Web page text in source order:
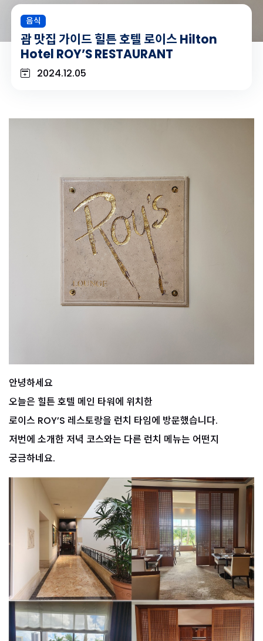
음식
괌 맛집 가이드 힐튼 호텔 로이스 Hilton
Hotel ROY’S RESTAURANT
2024.12.05
안녕하세요
오늘은 힐튼 호텔 메인 타워에 위치한
로이스 ROY’S 레스토랑을 런치 타임에 방문했습니다.
저번에 소개한 저녁 코스와는 다른 런치 메뉴는 어떤지
궁금하네요.